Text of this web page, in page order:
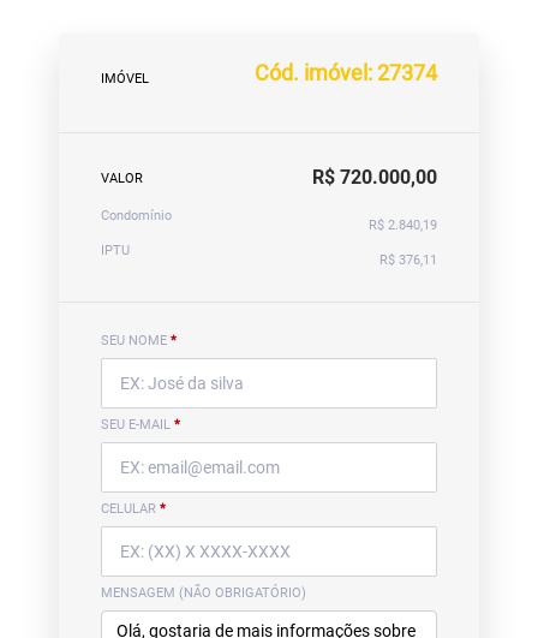
IMÓVEL Cód. imóvel: 27374
VALOR R$ 720.000,00
Condomínio
R$ 2.840,19
IPTU
R$ 376,11
SEU NOME *
SEU E-MAIL *
CELULAR *
MENSAGEM (NÃO OBRIGATÓRIO)